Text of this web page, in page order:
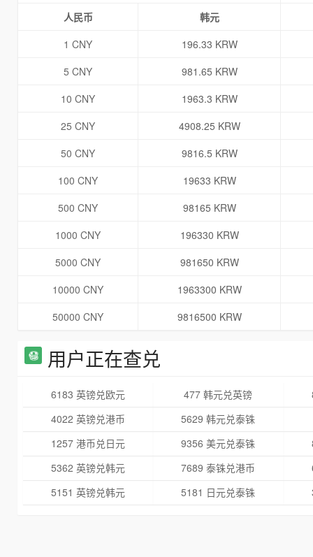
人民币
韩元
1 CNY
196.33 KRW
5 CNY
981.65 KRW
10 CNY
1963.3 KRW
25 CNY
4908.25 KRW
50 CNY
9816.5 KRW
100 CNY
19633 KRW
500 CNY
98165 KRW
1000 CNY
196330 KRW
5000 CNY
981650 KRW
10000 CNY
1963300 KRW
50000 CNY
9816500 KRW
用户正在查兑
6183 英镑兑欧元 477 韩元兑英镑
4022 英镑兑港币
5629 韩元兑泰铢
1257 港币兑日元
9356 美元兑泰铢
5362 英镑兑韩元
7689 泰铢兑港币
5151 英镑兑韩元
5181 日元兑泰铢